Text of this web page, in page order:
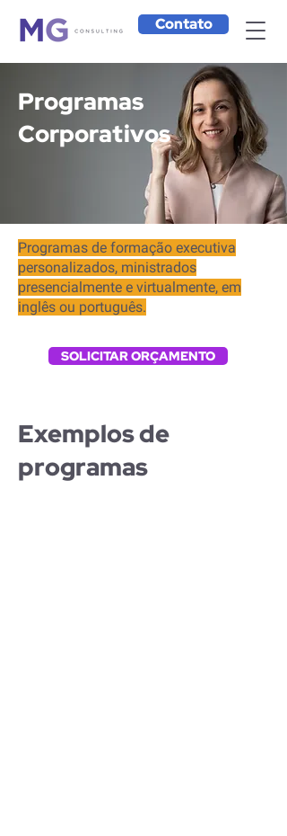
Contato
Programas
Corporativos
Programas de formação executiva
personalizados, ministrados
presencialmente e virtualmente, em
inglês ou português.
SOLICITAR ORÇAMENTO
Exemplos de
programas